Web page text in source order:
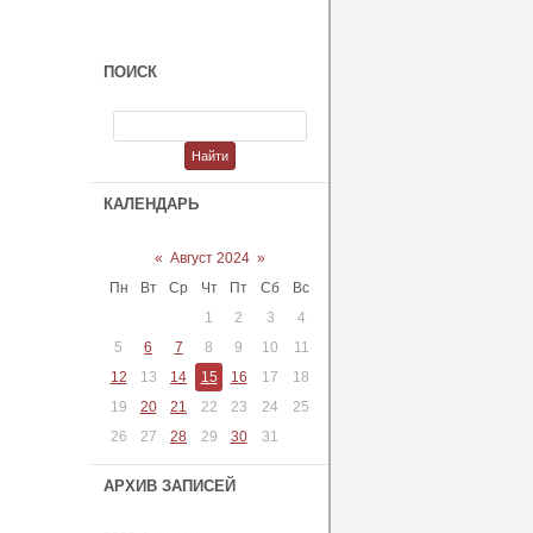
ПОИСК
КАЛЕНДАРЬ
« Август 2024 »
Пн
Вт Ср Чт Пт Сб
Вс
1
2 3
4
5
6 7 8 9 10
11
12
13 14 15 16 17
18
19
20 21 22 23 24
25
26
27 28 29 30 31
АРХИВ ЗАПИСЕЙ